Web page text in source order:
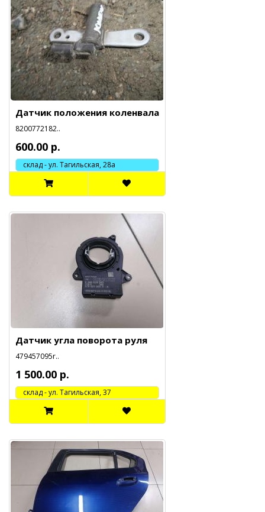
Датчик положения коленвала
8200772182..
600.00 р.
склад - ул. Тагильская, 28а
Датчик угла поворота руля
479457095r..
1 500.00 р.
cклад - ул. Тагильская, 37